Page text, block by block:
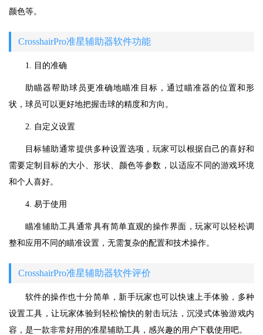
颜色等。
CrosshairPro准星辅助器软件功能
1. 目的准确
助瞄器帮助球员更准确地瞄准目标，通过瞄准器的位置和形
状，球员可以更好地把握击球的精度和方向。
2. 自定义设置
目标辅助通常提供多种设置选项，玩家可以根据自己的喜好和
需要定制目标的大小、形状、颜色等参数，以适应不同的游戏环境
和个人喜好。
4. 易于使用
瞄准辅助工具通常具有简单直观的操作界面，玩家可以轻松调
整和应用不同的瞄准设置，无需复杂的配置和技术操作。
CrosshairPro准星辅助器软件评价
软件的操作也十分简单，新手玩家也可以快速上手体验，多种
设置工具，让玩家体验到轻松愉快的射击玩法，沉浸式体验游戏内
容，是一款非常好用的准星辅助工具，感兴趣的用户下载使用吧。